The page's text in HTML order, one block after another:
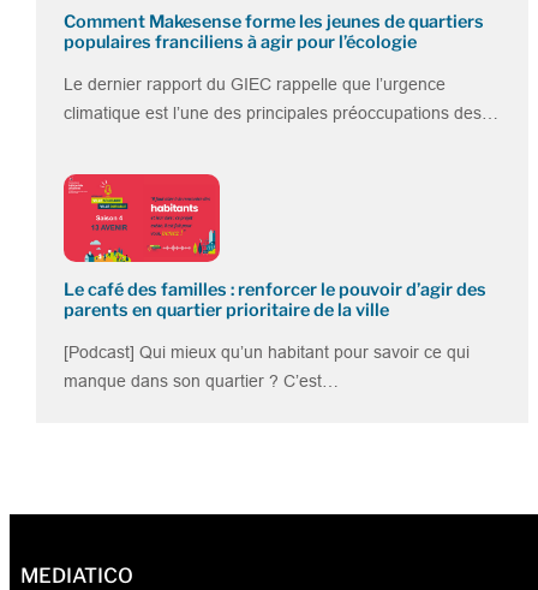
Comment Makesense forme les jeunes de quartiers
populaires franciliens à agir pour l’écologie
Le dernier rapport du GIEC rappelle que l’urgence
climatique est l’une des principales préoccupations des…
Le café des familles : renforcer le pouvoir d’agir des
parents en quartier prioritaire de la ville
[Podcast] Qui mieux qu’un habitant pour savoir ce qui
manque dans son quartier ? C’est…
MEDIATICO